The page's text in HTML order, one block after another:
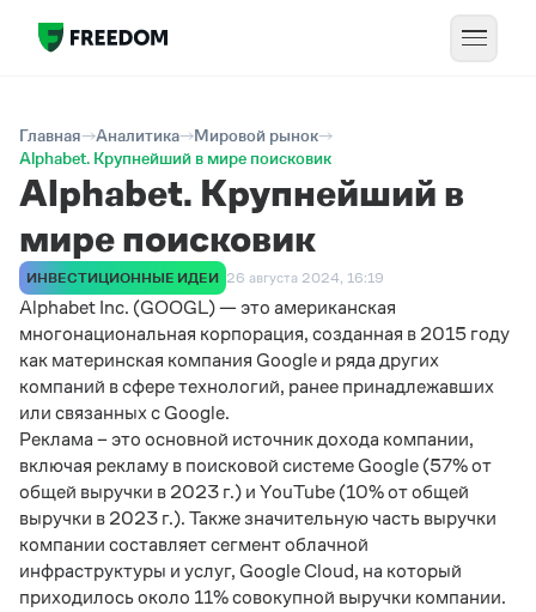
Главная Аналитика
Мировой рынок
Alphabet. Крупнейший в мире поисковик
Alphabet. Крупнейший в
мире поисковик
ИНВЕСТИЦИОННЫЕ ИДЕИ 26 августа 2024, 16:19
Alphabet Inc. (GOOGL) — это американская
многонациональная корпорация, созданная в 2015 году
как материнская компания Google и ряда других
компаний в сфере технологий, ранее принадлежавших
или связанных с Google.
Реклама – это основной источник дохода компании,
включая рекламу в поисковой системе Google (57% от
общей выручки в 2023 г.) и YouTube (10% от общей
выручки в 2023 г.). Также значительную часть выручки
компании составляет сегмент облачной
инфраструктуры и услуг, Google Cloud, на который
приходилось около 11% совокупной выручки компании.